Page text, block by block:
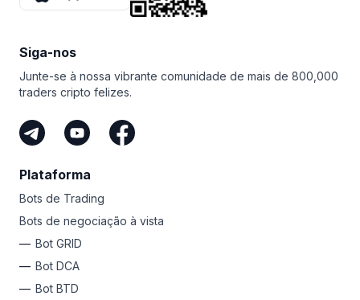
Siga-nos
Junte-se à nossa vibrante comunidade de mais de 800,000
traders cripto felizes.
Plataforma
Bots de Trading
Bots de negociação à vista
Bot GRID
Bot DCA
Bot BTD